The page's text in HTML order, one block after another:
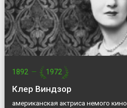
1892 — 1972
Клер Виндзор
американская актриса немого кино